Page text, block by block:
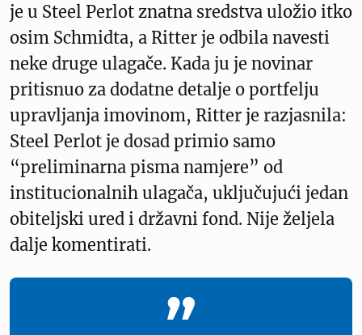
je u Steel Perlot znatna sredstva uložio itko
osim Schmidta, a Ritter je odbila navesti
neke druge ulagače. Kada ju je novinar
pritisnuo za dodatne detalje o portfelju
upravljanja imovinom, Ritter je razjasnila:
Steel Perlot je dosad primio samo
“preliminarna pisma namjere” od
institucionalnih ulagača, uključujući jedan
obiteljski ured i državni fond. Nije željela
dalje komentirati.